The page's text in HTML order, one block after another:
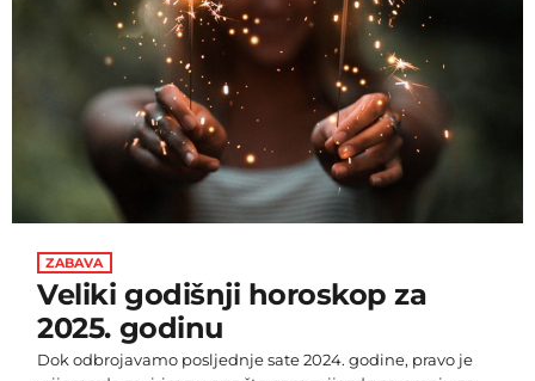
ZABAVA
Veliki godišnji horoskop za
2025. godinu
Dok odbrojavamo posljednje sate 2024. godine, pravo je